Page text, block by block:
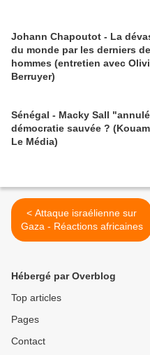
Johann Chapoutot - La
du monde par les derniers
hommes (entretien avec
Berruyer)
Sénégal - Macky Sall
démocratie sauvée ?
Le Média)
< Attaque israélienne sur
Gaza - Réactions africaines
Hébergé par Overblog
Top articles
Pages
Contact